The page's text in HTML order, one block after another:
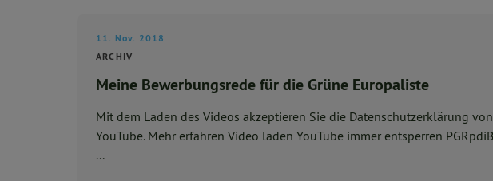
11. Nov. 2018
ARCHIV
Meine Bewerbungsrede für die Grüne Europaliste
Mit dem Laden des Videos akzeptieren Sie die Datenschutzerklärung von
YouTube. Mehr erfahren Video laden YouTube immer entsperren PGRpdiBjb
...